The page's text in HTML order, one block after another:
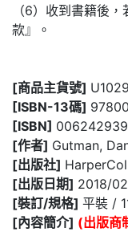
（6）收到書籍後
款』。
[商品主貨號]
[ISBN-13碼]
[ISBN]
[作者] Gutman,
[出版社]
[出版日期] 2018/
[裝訂/規格] 平裝 /
[內容簡介] (出版商